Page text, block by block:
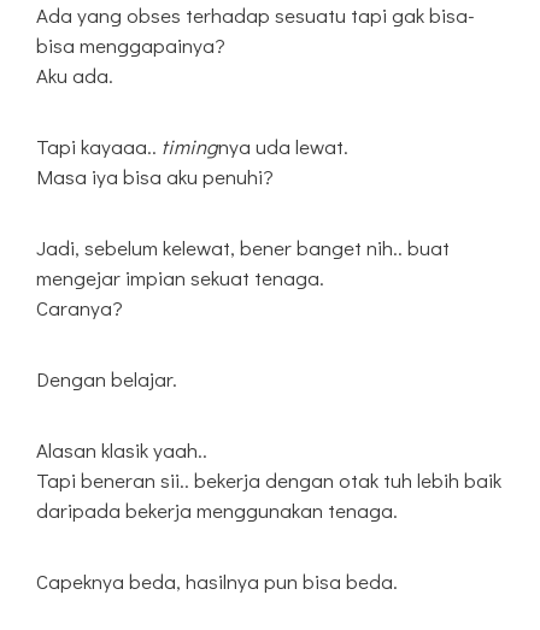
Ada yang obses terhadap sesuatu tapi gak bisa-
bisa menggapainya?
Aku ada.
Tapi kayaaa.. timingnya uda lewat.
Masa iya bisa aku penuhi?
Jadi, sebelum kelewat, bener banget nih.. buat
mengejar impian sekuat tenaga.
Caranya?
Dengan belajar.
Alasan klasik yaah..
Tapi beneran sii.. bekerja dengan otak tuh lebih baik
daripada bekerja menggunakan tenaga.
Capeknya beda, hasilnya pun bisa beda.